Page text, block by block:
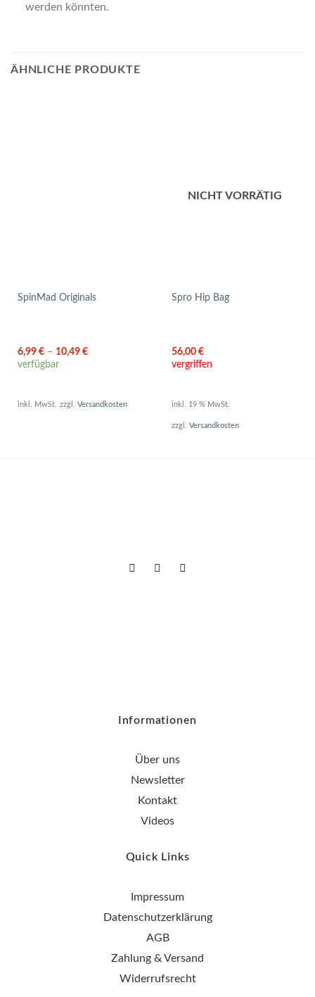
werden könnten.
ÄHNLICHE PRODUKTE
SpinMad Originals
6,99 €– 10,49 €
verfügbar
inkl. MwSt. zzgl. Versandkosten
NICHT VORRÄTIG
Spro Hip Bag
56,00 €
vergriffen
inkl. 19 % MwSt.
zzgl. Versandkosten
Informationen
Über uns
Newsletter
Kontakt
Videos
Quick Links
Impressum
Datenschutzerklärung
AGB
Zahlung & Versand
Widerrufsrecht